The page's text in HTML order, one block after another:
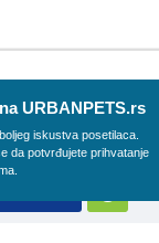
URBANPETS.rs
iskustva posetilaca.
da potvrđujete prihvatanje